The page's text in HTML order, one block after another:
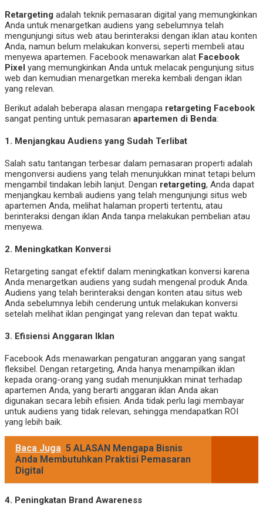
Retargeting adalah teknik pemasaran digital yang memungkinkan
Anda untuk menargetkan audiens yang sebelumnya telah
mengunjungi situs web atau berinteraksi dengan iklan atau konten
Anda, namun belum melakukan konversi, seperti membeli atau
menyewa apartemen. Facebook menawarkan alat Facebook
Pixel yang memungkinkan Anda untuk melacak pengunjung situs
web dan kemudian menargetkan mereka kembali dengan iklan
yang relevan.
Berikut adalah beberapa alasan mengapa retargeting Facebook
sangat penting untuk pemasaran apartemen di Benda:
1. Menjangkau Audiens yang Sudah Terlibat
Salah satu tantangan terbesar dalam pemasaran properti adalah
mengonversi audiens yang telah menunjukkan minat tetapi belum
mengambil tindakan lebih lanjut. Dengan retargeting, Anda dapat
menjangkau kembali audiens yang telah mengunjungi situs web
apartemen Anda, melihat halaman properti tertentu, atau
berinteraksi dengan iklan Anda tanpa melakukan pembelian atau
menyewa.
2. Meningkatkan Konversi
Retargeting sangat efektif dalam meningkatkan konversi karena
Anda menargetkan audiens yang sudah mengenal produk Anda.
Audiens yang telah berinteraksi dengan konten atau situs web
Anda sebelumnya lebih cenderung untuk melakukan konversi
setelah melihat iklan pengingat yang relevan dan tepat waktu.
3. Efisiensi Anggaran Iklan
Facebook Ads menawarkan pengaturan anggaran yang sangat
fleksibel. Dengan retargeting, Anda hanya menampilkan iklan
kepada orang-orang yang sudah menunjukkan minat terhadap
apartemen Anda, yang berarti anggaran iklan Anda akan
digunakan secara lebih efisien. Anda tidak perlu lagi membayar
untuk audiens yang tidak relevan, sehingga mendapatkan ROI
yang lebih baik.
Baca Juga 5 ALASAN Mengapa Bisnis
Anda Membutuhkan Praktisi Pemasaran
Digital
4. Peningkatan Brand Awareness